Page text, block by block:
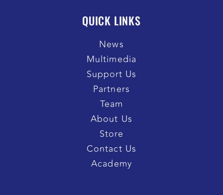
QUICK LINKS
News
Multimedia
Support Us
Partners
Team
About Us
Store
Contact Us
Academy